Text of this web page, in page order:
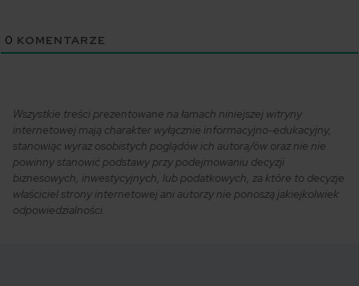
0 KOMENTARZE
Wszystkie treści prezentowane na łamach niniejszej witryny
internetowej mają charakter wyłącznie informacyjno-edukacyjny,
stanowiąc wyraz osobistych poglądów ich autora/ów oraz nie nie
powinny stanowić podstawy przy podejmowaniu decyzji
biznesowych, inwestycyjnych, lub podatkowych, za które to decyzje
właściciel strony internetowej ani autorzy nie ponoszą jakiejkolwiek
odpowiedzialności.